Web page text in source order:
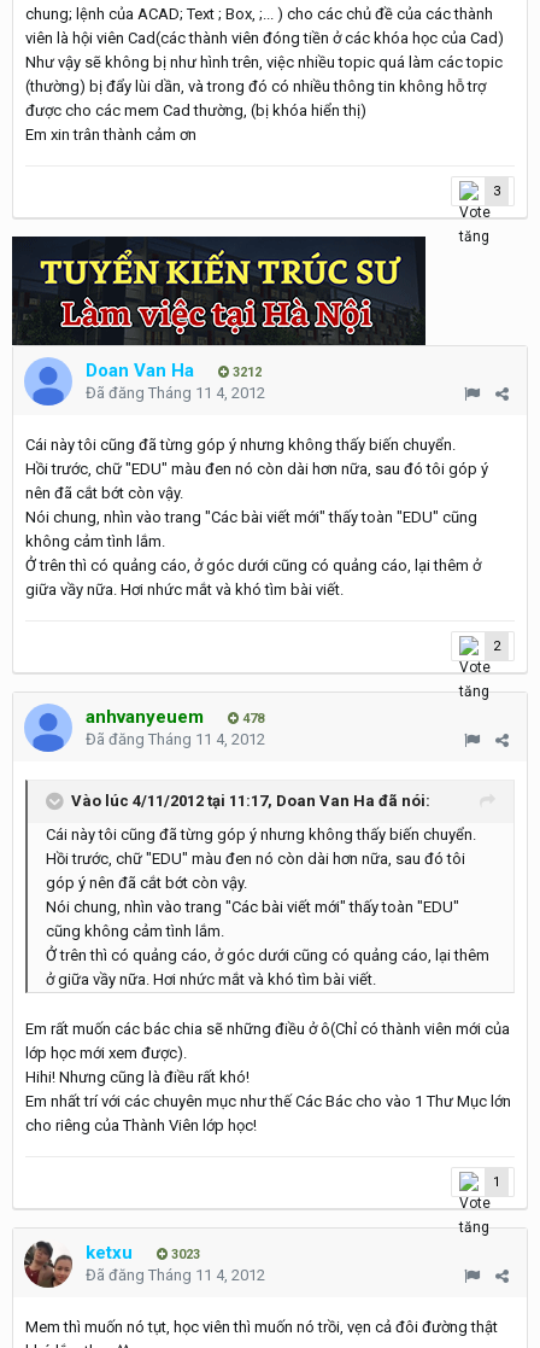
chung; lệnh của ACAD; Text ; Box, ;... ) cho các chủ đề của các thành
viên là hội viên Cad(các thành viên đóng tiền ở các khóa học của Cad)
Như vậy sẽ không bị như hình trên, việc nhiều topic quá làm các topic
(thường) bị đẩy lùi dần, và trong đó có nhiều thông tin không hỗ trợ
được cho các mem Cad thường, (bị khóa hiển thị)
Em xin trân thành cảm ơn
3
Doan Van Ha 3212
Đã đăng Tháng 11 4, 2012
Cái này tôi cũng đã từng góp ý nhưng không thấy biến chuyển.
Hồi trước, chữ "EDU" màu đen nó còn dài hơn nữa, sau đó tôi góp ý
nên đã cắt bớt còn vậy.
Nói chung, nhìn vào trang "Các bài viết mới" thấy toàn "EDU" cũng
không cảm tình lắm.
Ở trên thì có quảng cáo, ở góc dưới cũng có quảng cáo, lại thêm ở
giữa vầy nữa. Hơi nhức mắt và khó tìm bài viết.
2
anhvanyeuem 478
Đã đăng Tháng 11 4, 2012
Vào lúc 4/11/2012 tại 11:17, Doan Van Ha đã nói:
Cái này tôi cũng đã từng góp ý nhưng không thấy biến chuyển.
Hồi trước, chữ "EDU" màu đen nó còn dài hơn nữa, sau đó tôi
góp ý nên đã cắt bớt còn vậy.
Nói chung, nhìn vào trang "Các bài viết mới" thấy toàn "EDU"
cũng không cảm tình lắm.
Ở trên thì có quảng cáo, ở góc dưới cũng có quảng cáo, lại thêm
ở giữa vầy nữa. Hơi nhức mắt và khó tìm bài viết.
Em rất muốn các bác chia sẽ những điều ở ô(Chỉ có thành viên mới của
lớp học mới xem được).
Hihi! Nhưng cũng là điều rất khó!
Em nhất trí với các chuyên mục như thế Các Bác cho vào 1 Thư Mục lớn
cho riêng của Thành Viên lớp học!
1
ketxu 3023
Đã đăng Tháng 11 4, 2012
Mem thì muốn nó tụt, học viên thì muốn nó trồi, vẹn cả đôi đường thật